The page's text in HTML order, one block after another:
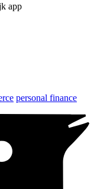
app
personal finance